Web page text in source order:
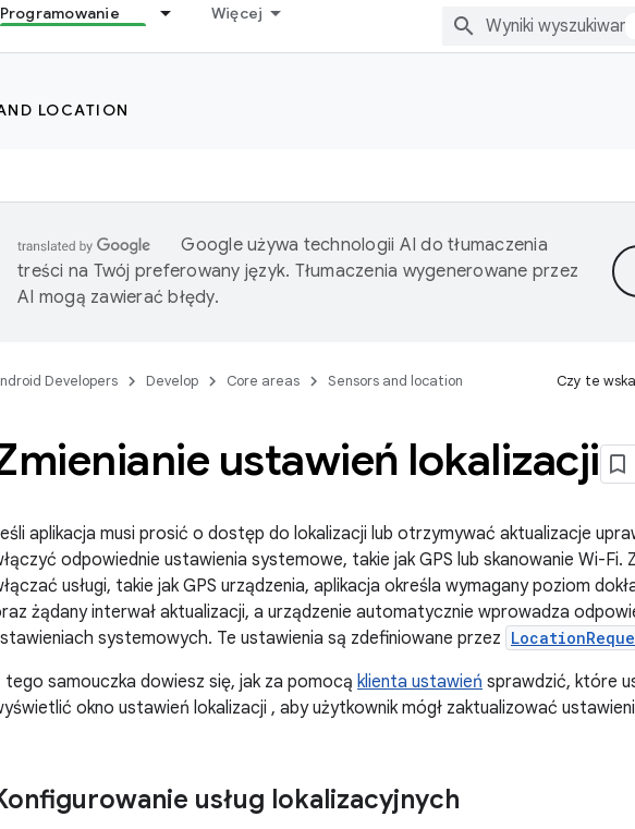
Programowanie Więcej
LOCATION
Google używa technologii AI do tłumaczenia
treści na Twój preferowany język. Tłumaczenia wygenerowane przez
AI mogą zawierać błędy.
Developers Develop Core areas Sensors and location Czy te
ustawień lokalizacji
aplikacja musi prosić o dostęp do lokalizacji lub otrzymywać aktualizacje
odpowiednie ustawienia systemowe, takie jak GPS lub skanowanie Wi-Fi.
usługi, takie jak GPS urządzenia, aplikacja określa wymagany poziom
żądany interwał aktualizacji, a urządzenie automatycznie wprowadza
systemowych. Te ustawienia są zdefiniowane przez
tego samouczka dowiesz się, jak za pomocą klienta ustawień sprawdzić, które
okno ustawień lokalizacji , aby użytkownik mógł zaktualizować
usług lokalizacyjnych